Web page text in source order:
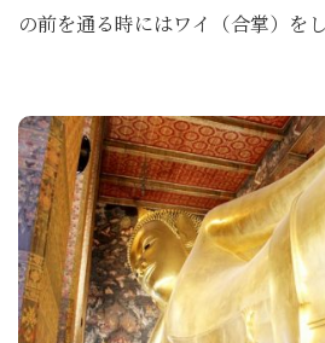
の前を通る時にはワイ（合掌）をし